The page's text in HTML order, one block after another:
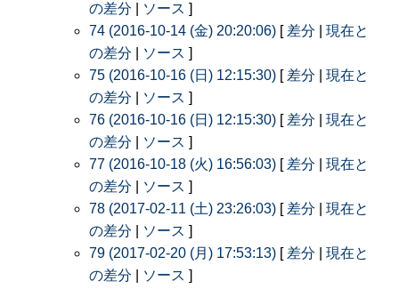
の差分
ソース ]
74 (2016-10-14 (金) 20:20:06) [ 差分
現在と
の差分
ソース ]
75 (2016-10-16 (日) 12:15:30) [ 差分
現在と
の差分
ソース ]
76 (2016-10-16 (日) 12:15:30) [ 差分
現在と
の差分
ソース ]
77 (2016-10-18 (火) 16:56:03) [ 差分
現在と
の差分
ソース ]
78 (2017-02-11 (土) 23:26:03) [ 差分
現在と
の差分
ソース ]
79 (2017-02-20 (月) 17:53:13) [ 差分
現在と
の差分
ソース ]